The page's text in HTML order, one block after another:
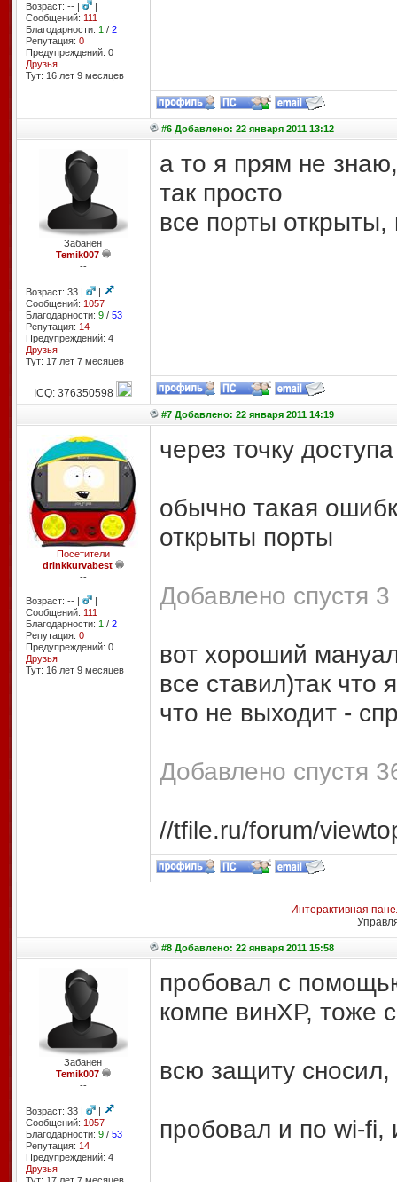
Возраст: -- |
|
Сообщений: 111
Благодарности: 1 / 2
Репутация: 0
Предупреждений: 0
Друзья
Тут: 16 лет 9 месяцев
#6 Добавлено: 22 января 2011 13:12
Забанен
Temik007
--
Возраст: 33 |
|
Сообщений: 1057
Благодарности: 9/ 53
Репутация: 14
Предупреждений: 4
Друзья
Тут: 17 лет 7 месяцев
а то я прям не
так просто
все порты
ICQ: 376350598
#7 Добавлено: 22 января 2011 14:19
Посетители
drinkkurvabest
--
Возраст: -- |
|
Сообщений: 111
Благодарности: 1 / 2
Репутация: 0
Предупреждений: 0
Друзья
Тут: 16 лет 9 месяцев
через точку
обычно такая
открыты порты
Добавлено спустя
вот хороший
все ставил)так что
что не выходит -
Добавлено спустя
//tfile.ru/forum/
Интерактивная
#8 Добавлено: 22 января 2011 15:58
Забанен
Temik007
--
Возраст: 33 |
|
Сообщений: 1057
Благодарности: 9/ 53
Репутация: 14
Предупреждений: 4
Друзья
пробовал с
компе винХР, тоже
всю защиту сносил,
пробовал и по wi-fi,